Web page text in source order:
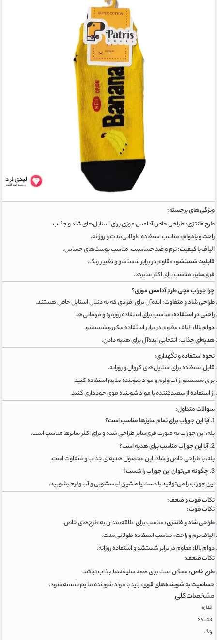
ویژگی‌های برجسته:
طرح فانتزی:طراحی خاص آدامس موزی برای استایل‌های شاد و جذاب.
راحت و بادوام:مناسب استفاده طولانی‌مدت و روزانه.
الیاف با کیفیت:نرم و ضد حساسیت، مناسب پوست‌های حساس.
قابلیت شستشو:مقاوم در برابر شستشو و تغییر رنگ.
فری‌سایز:مناسب برای اکثر سایزها.
چرا جوراب مچی طرح آدامس موزی؟
طراحی شاد و متفاوت:ایده‌آل برای افرادی که به دنبال استایل خاص هستند.
راحتی در استفاده:مناسب برای استفاده روزمره و مهمانی‌ها.
دوام بالا:الیاف مقاوم در برابر استفاده مکرر و شستشو.
هدیه‌ای جذاب:انتخابی ایده‌آل برای هدیه دادن.
نحوه استفاده و نگهداری:
قابل استفاده برای استایل‌های کژوال و روزانه.
برای شستشو از آب ولرم و مواد شوینده ملایم استفاده کنید.
از استفاده از سفیدکننده یا مواد شوینده قوی خودداری کنید.
سوالات متداول:
1. آیا این جوراب برای تمام سایزها مناسب است؟
بله، این جوراب به صورت فری‌سایز طراحی شده و برای اکثر سایزها مناسب است.
2. آیا این جوراب مناسب برای هدیه است؟
بله، با طراحی خاص و شاد، این محصول هدیه‌ای جذاب و متفاوت است.
3. چگونه می‌توان این جوراب را شست؟
این جوراب را می‌توانید با دست یا ماشین لباسشویی و آب ولرم بشویید.
نکات قوت و ضعف:
نکات قوت:
طراحی شاد و فانتزی:مناسب برای علاقه‌مندان به طرح‌های خاص.
الیاف نرم و راحت:مناسب استفاده طولانی‌مدت.
دوام بالا:مقاوم در برابر شستشو و استفاده روزانه.
نکات ضعف:
طرح خاص:ممکن است برای همه سلیقه‌ها جذاب نباشد.
حساسیت به شوینده‌های قوی:باید با مواد شوینده ملایم شسته شود.
مشخصات کلی
اندازه
36-43
رنگ